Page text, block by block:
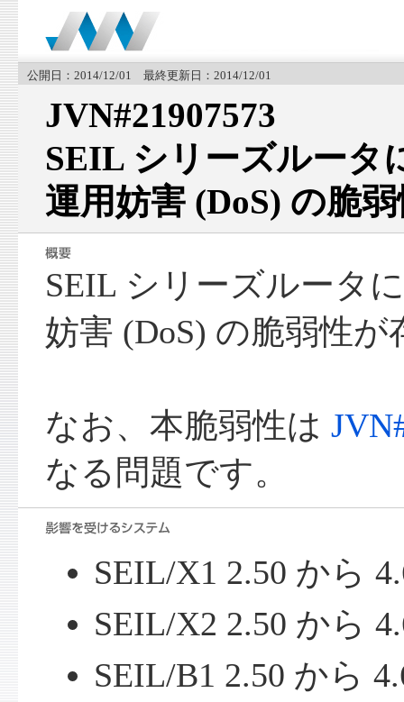
公開日：2014/12/01 最終更新日：2014/12/01
JVN#21907573
SEIL シリーズルータ
運用妨害 (DoS) の脆
SEIL シリーズルータ
妨害 (DoS) の脆弱性が
なお、本脆弱性は
なる問題です。
SEIL/X1 2.50 から
SEIL/X2 2.50 から
SEIL/B1 2.50 から